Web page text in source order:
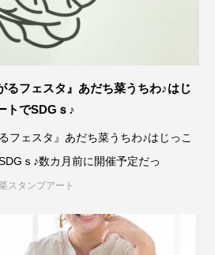
るフェスタ』あだち菜うちわ♪はじ
トでSDGｓ♪
フェスタ』あだち菜うちわ♪はじっこ
ｓ♪数カ月前に開催予定だっ
スタンプアート